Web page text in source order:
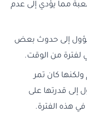
مما يؤدي إلى عدم
فيؤول إلى حدوث بعض
لفترة من الوقت.
كان تمر
إلى قدرتها على
هذه الفترة.